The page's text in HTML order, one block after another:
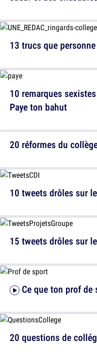
10 remarques
Paye ton bahut
10 tweets drôles sur
Ce que ton prof
13 trucs que
20 réformes du
15 tweets drôles sur
20 questions de